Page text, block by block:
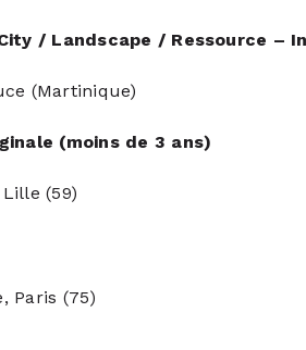
/ Landscape / Ressource –
(Martinique)
(moins de 3 ans)
(59)
Paris (75)